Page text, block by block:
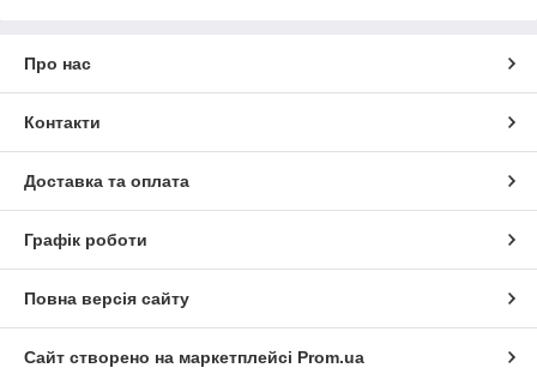
Про нас
Контакти
Доставка та оплата
Графік роботи
Повна версія сайту
Сайт створено на маркетплейсі Prom.ua